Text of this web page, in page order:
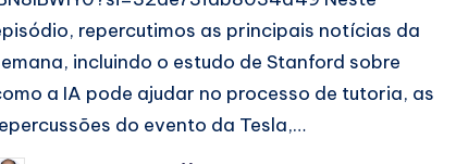
repercutimos as principais notícias da
incluindo o estudo de Stanford sobre
a IA pode ajudar no processo de tutoria, as
do evento da Tesla,…